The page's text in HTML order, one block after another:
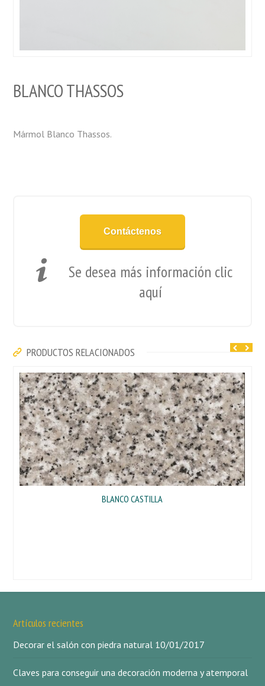
BLANCO THASSOS
Mármol Blanco Thassos.
Contáctenos
Se desea más información clic
aquí
PRODUCTOS RELACIONADOS
BLANCO CASTILLA
Artículos recientes
Decorar el salón con piedra natural 10/01/2017
Claves para conseguir una decoración moderna y atemporal